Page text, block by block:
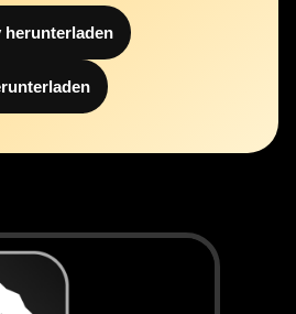
herunterladen